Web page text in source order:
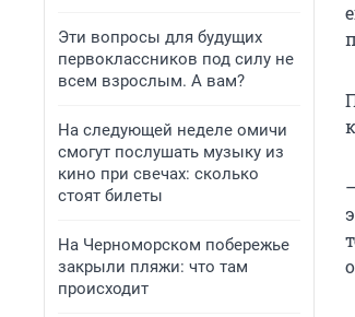
Эти вопросы для будущих
первоклассников под силу не
всем взрослым. А вам?
На следующей неделе омичи
смогут послушать музыку из
кино при свечах: сколько
стоят билеты
На Черноморском побережье
закрыли пляжи: что там
происходит